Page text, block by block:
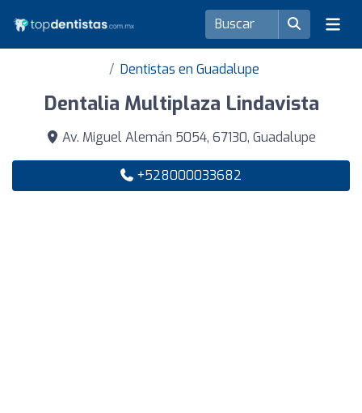
Dentistas en Guadalupe
Dentalia Multiplaza Lindavista
Av. Miguel Alemán 5054, 67130, Guadalupe
+528000033682